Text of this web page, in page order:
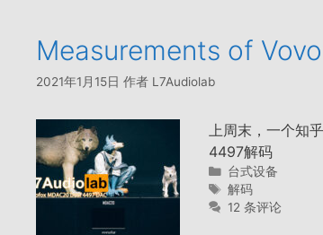
Measurements of
2021年1月15日 作者 L7Audiolab
上周末，一个知
4497解码
分
类
台式设备
标
签
解码
12 条评论